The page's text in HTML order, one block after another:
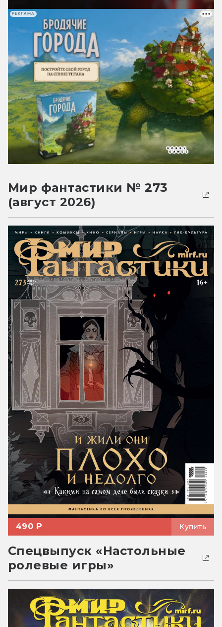
РЕКЛАМА
Мир фантастики № 273
(август 2026)
490 ₽ Купить
Спецвыпуск «Настольные
ролевые игры»